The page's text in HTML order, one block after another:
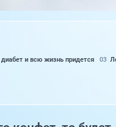
и всю жизнь придется